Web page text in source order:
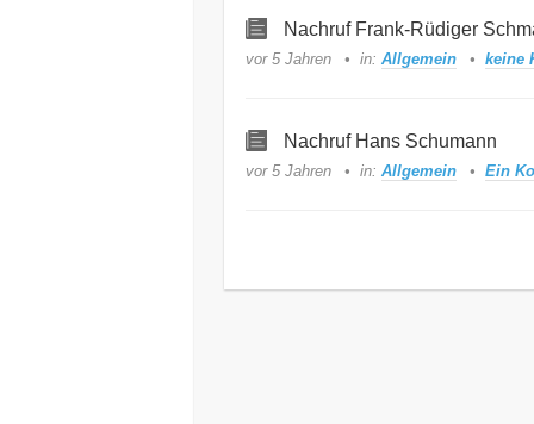
Nachruf Frank-Rüdiger
vor 5 Jahren in: Allgemein keine
Nachruf Hans Schumann
vor 5 Jahren in: Allgemein Ein